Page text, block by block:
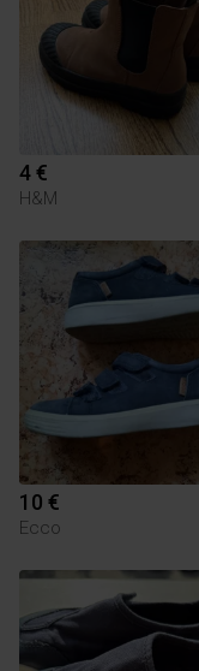
4 €
H&M
10 €
Ecco